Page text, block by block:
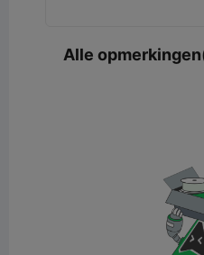
Alle